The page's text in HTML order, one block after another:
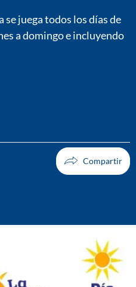
se juega todos los días de
a domingo e incluyendo